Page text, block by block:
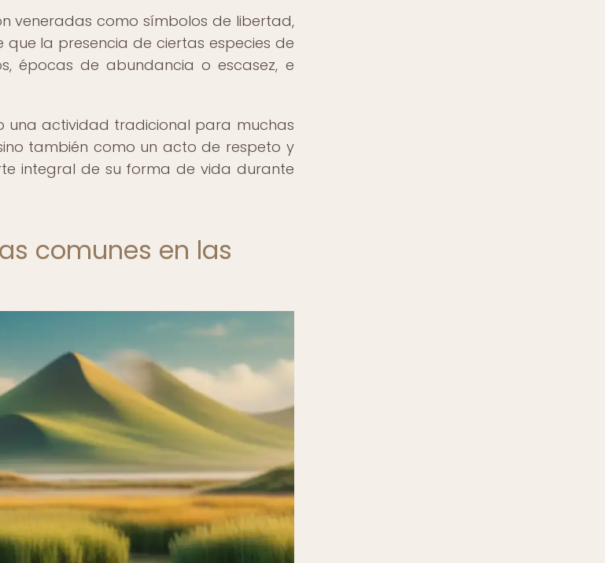
veneradas como símbolos de libertad,
que la presencia de ciertas especies de
épocas de abundancia o escasez, e
una actividad tradicional para muchas
también como un acto de respeto y
integral de su forma de vida durante
comunes en las